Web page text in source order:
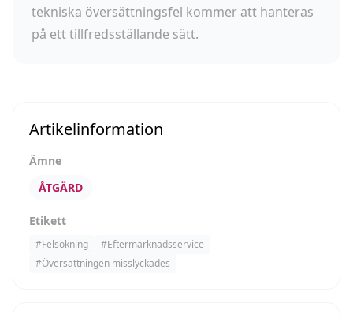
tekniska översättningsfel kommer att hanteras
på ett tillfredsställande sätt.
Artikelinformation
Ämne
ÅTGÄRD
Etikett
#Felsökning #Eftermarknadsservice
#Översättningen misslyckades